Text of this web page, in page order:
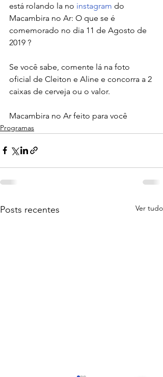
está rolando la no instagram do
Macambira no Ar: O que se é
comemorado no dia 11 de Agosto de
2019 ?
Se você sabe, comente lá na foto
oficial de Cleiton e Aline e concorra a 2
caixas de cerveja ou o valor.
Macambira no Ar feito para você
Programas
Posts recentes Ver tudo